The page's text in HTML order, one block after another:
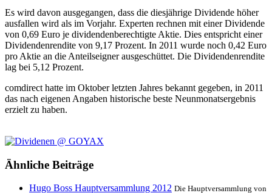
Es wird davon ausgegangen, dass die diesjährige Dividende höher
ausfallen wird als im Vorjahr. Experten rechnen mit einer Dividende
von 0,69 Euro je dividendenberechtigte Aktie. Dies entspricht einer
Dividendenrendite von 9,17 Prozent. In 2011 wurde noch 0,42 Euro
pro Aktie an die Anteilseigner ausgeschüttet. Die Dividendenrendite
lag bei 5,12 Prozent.
comdirect hatte im Oktober letzten Jahres bekannt gegeben, in 2011
das nach eigenen Angaben historische beste Neunmonatsergebnis
erzielt zu haben.
Ähnliche Beiträge
Hugo Boss Hauptversammlung 2012 Die Hauptversammlung von